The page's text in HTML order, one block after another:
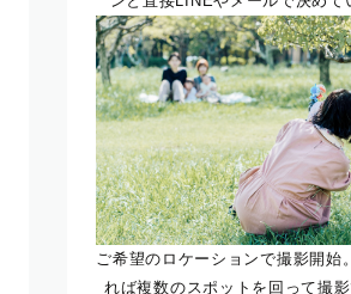
ご希望のロケーションで撮影開始
れば複数のスポットを回って撮影